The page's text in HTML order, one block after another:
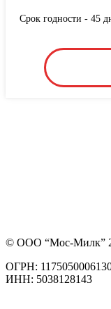
Срок годности - 45
© ООО “Мос-Милк”
ОГРН:
ИНН: 5038128143